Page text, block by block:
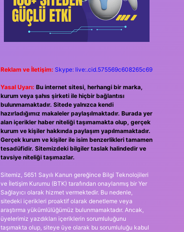
Reklam ve İletişim: Skype: live:.cid.575569c608265c69
Yasal Uyarı: Bu internet sitesi, herhangi bir marka,
kurum veya şahıs şirketi ile hiçbir bağlantısı
bulunmamaktadır. Sitede yalnızca kendi
hazırladığımız makaleler paylaşılmaktadır. Burada yer
alan içerikler haber niteliği taşımamakta olup, gerçek
kurum ve kişiler hakkında paylaşım yapılmamaktadır.
Gerçek kurum ve kişiler ile isim benzerlikleri tamamen
tesadüfidir. Sitemizdeki bilgiler taslak halindedir ve
tavsiye niteliği taşımazlar.
Sitemiz, 5651 Sayılı Kanun gereğince Bilgi Teknolojileri
ve İletişim Kurumu (BTK) tarafından onaylanmış bir Yer
Sağlayıcı olarak hizmet vermektedir. Bu nedenle,
sitedeki içerikleri proaktif olarak denetleme veya
araştırma yükümlülüğümüz bulunmamaktadır. Ancak,
üyelerimiz yazdıkları içeriklerin sorumluluğunu
taşımakta olup, siteye üye olarak bu sorumluluğu kabul